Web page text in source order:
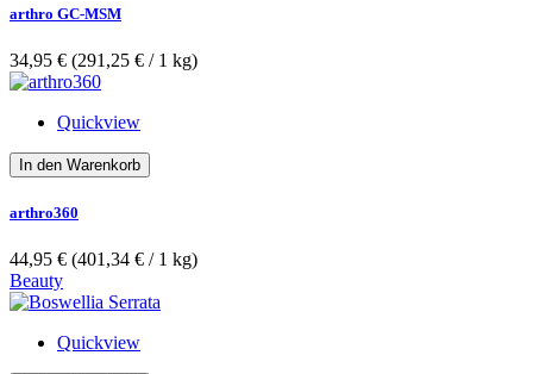
arthro GC-MSM
34,95 € (291,25 €­ / 1 kg)
Quickview
In den Warenkorb
arthro360
44,95 € (401,34 €­ / 1 kg)
Beauty
Quickview